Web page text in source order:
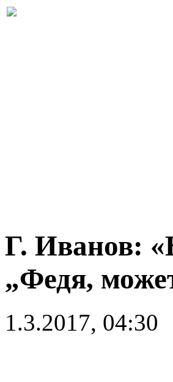
Г. Иванов:
„Федя,
1.3.2017, 04:30